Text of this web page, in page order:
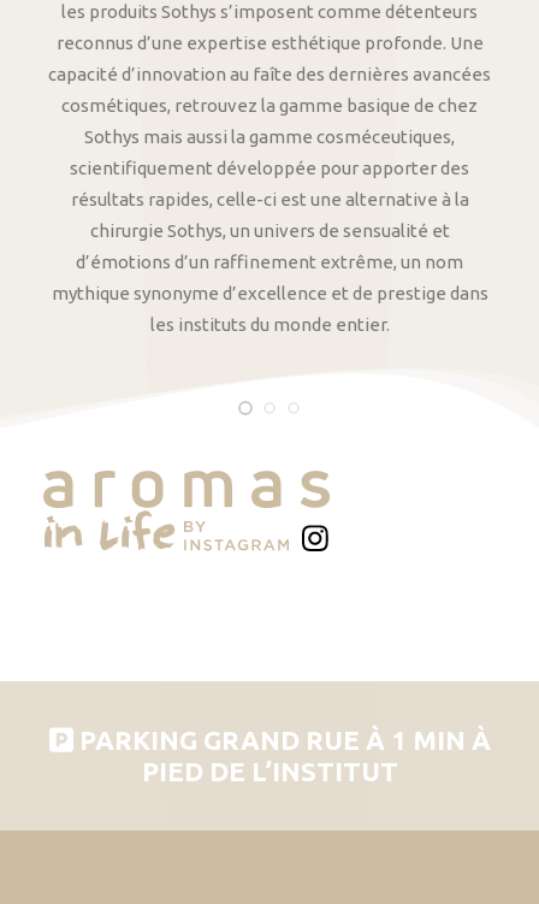
les produits Sothys s’imposent comme détenteurs
reconnus d’une expertise esthétique profonde. Une
capacité d’innovation au faîte des dernières avancées
cosmétiques, retrouvez la gamme basique de chez
Sothys mais aussi la gamme cosméceutiques,
scientifiquement développée pour apporter des
résultats rapides, celle-ci est une alternative à la
chirurgie Sothys, un univers de sensualité et
d’émotions d’un raffinement extrême, un nom
mythique synonyme d’excellence et de prestige dans
les instituts du monde entier.
PARKING GRAND RUE À 1 MIN À
PIED DE L’INSTITUT